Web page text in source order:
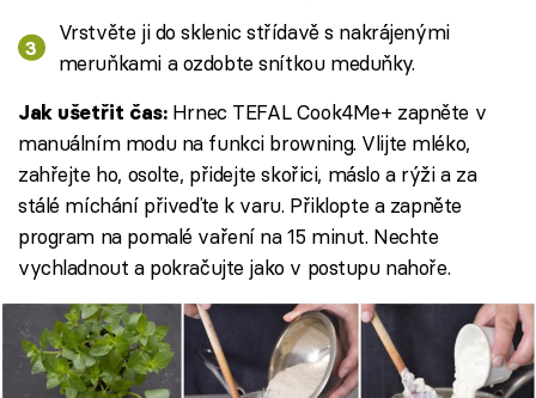
Vrstvěte ji do sklenic střídavě s nakrájenými
meruňkami a ozdobte snítkou meduňky.
Jak ušetřit čas:Hrnec TEFAL Cook4Me+ zapněte v
manuálním modu na funkci browning. Vlijte mléko,
zahřejte ho, osolte, přidejte skořici, máslo a rýži a za
stálé míchání přiveďte k varu. Přiklopte a zapněte
program na pomalé vaření na 15 minut. Nechte
vychladnout a pokračujte jako v postupu nahoře.